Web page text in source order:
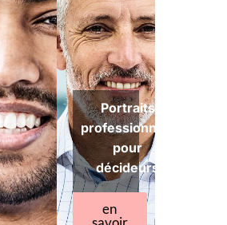
Portraits
professionnels
pour
décideurs
en